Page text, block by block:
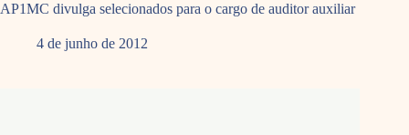
AP1MC divulga selecionados para o cargo de auditor auxiliar
4 de junho de 2012